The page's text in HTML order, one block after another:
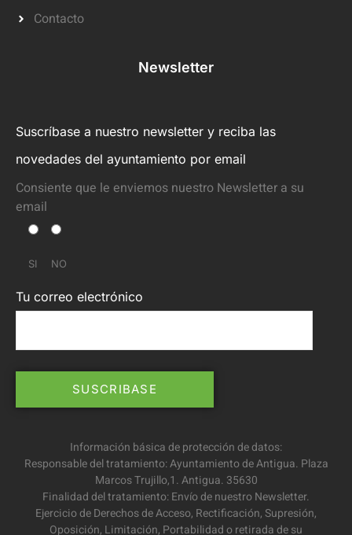
Contacto
Newsletter
Suscríbase a nuestro newsletter y reciba las
novedades del ayuntamiento por email
Consiente que le enviemos nuestro Newsletter a su
email
SI NO
Tu correo electrónico
Información básica de protección de datos:
Responsable del tratamiento: Ayuntamiento de Antigua. Plaza
Marcos Trujillo,1. Antigua. 35630
Finalidad del tratamiento: Envío de nuestro Newsletter.
Ejercicio de Derechos de Acceso, Rectificación, Supresión,
Oposición, Limitación, Portabilidad o retirada de su